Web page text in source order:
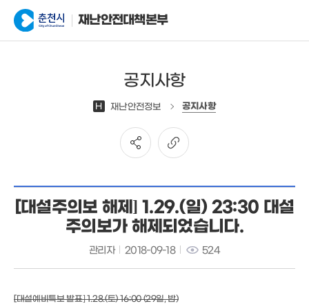
재난안전대책본부
공지사항
H 재난안전정보 공지사항
[대설주의보 해제] 1.29.(일) 23:30 대설
주의보가 해제되었습니다.
관리자 2018-09-18 524
[대설예비특보 발표] 1.28.(토) 16:00 (29일, 밤)